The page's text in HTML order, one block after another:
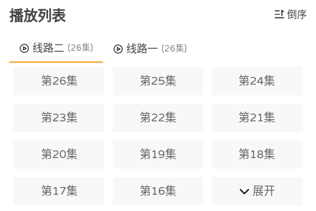
播放列表 倒序
线路二 (26集) 线路一 (26集)
第26集 第25集 第24集
第23集 第22集 第21集
第20集 第19集 第18集
第17集 第16集 展开